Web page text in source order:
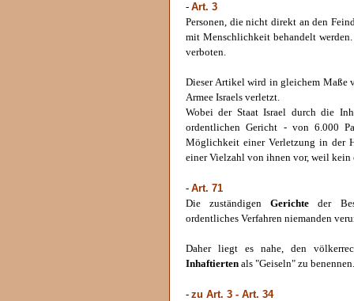
- Art. 3
Personen, die nicht direkt an den
mit Menschlichkeit behandelt
verboten.
Dieser Artikel wird in gleichem Maße
Armee Israels verletzt.
Wobei der Staat Israel durch die
ordentlichen Gericht - von 6.000
Möglichkeit einer Verletzung in der
einer Vielzahl von ihnen vor, weil kein
- Art. 71
Die zuständigenGerichte der
ordentliches Verfahren niemanden
Daher liegt es nahe, den
Inhaftierten als "Geiseln" zu benennen.
- zu Art. 3 - Art. 34